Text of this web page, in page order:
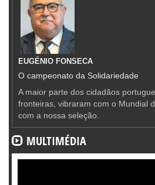
EUGÉNIO FONSECA
O campeonato da Solidariedade
A maior parte dos cidadãos
fronteiras, vibraram com o Mundial
com a nossa seleção.
MULTIMÉDIA